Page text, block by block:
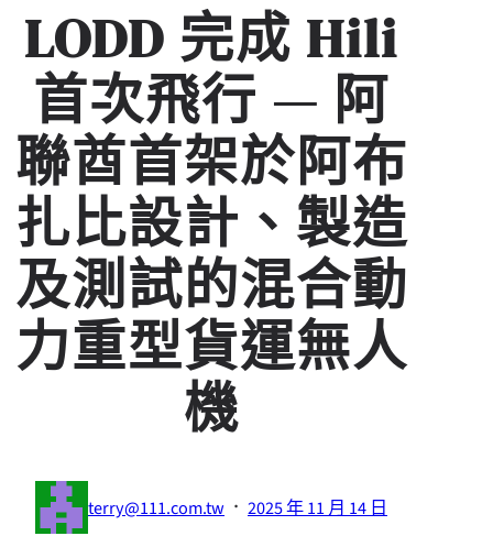
LODD 完成 Hili
首次飛行 — 阿
聯酋首架於阿布
扎比設計、製造
及測試的混合動
力重型貨運無人
機
terry@111.com.tw · 2025 年 11 月 14 日